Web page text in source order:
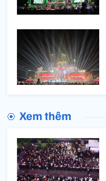
Xem thêm